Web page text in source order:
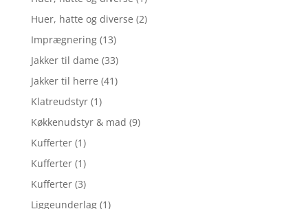
Huer, hatte og diverse (2)
Imprægnering (13)
Jakker til dame (33)
Jakker til herre (41)
Klatreudstyr (1)
Køkkenudstyr & mad (9)
Kufferter (1)
Kufferter (1)
Kufferter (3)
Liggeunderlag (1)